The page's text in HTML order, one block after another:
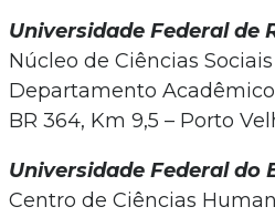
Universidade Federal de
Núcleo de Ciências
Departamento
BR 364, Km 9,5 – Porto
Universidade Federal do
Centro de Ciências